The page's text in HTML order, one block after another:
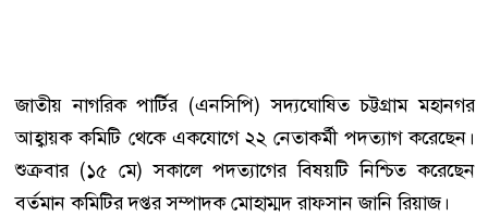
জাতীয় নাগরিক পার্টির (এনসিপি) সদ্যঘোষিত চট্টগ্রাম মহানগর
আহ্বায়ক কমিটি থেকে একযোগে ২২ নেতাকর্মী পদত্যাগ করেছেন।
শুক্রবার (১৫ মে) সকালে পদত্যাগের বিষয়টি নিশ্চিত করেছেন
বর্তমান কমিটির দপ্তর সম্পাদক মোহাম্মদ রাফসান জানি রিয়াজ।